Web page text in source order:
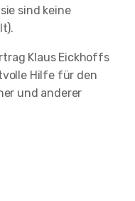
sind keine
Klaus Eickhoffs
Hilfe für den
und anderer